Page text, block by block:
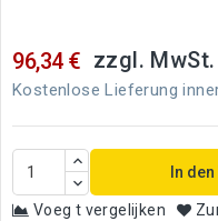
96,34 € zzgl. MwSt.
Kostenlose Lieferung
In
Voeg t vergelijken